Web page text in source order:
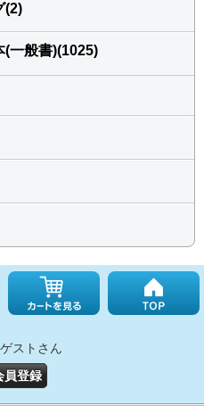
(2)
(一般書)(1025)
ストさん
員登録